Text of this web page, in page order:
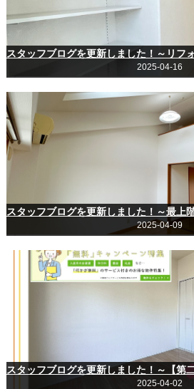
2025-04-16
2025-04-09
2025-04-02